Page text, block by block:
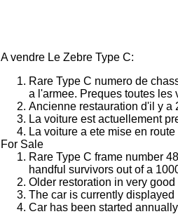
A vendre Le Zebre Type C:
Rare Type C numero de
a l'armee. Preques toutes les
Ancienne restauration d'il y a
La voiture est actuellement
La voiture a ete mise en
For Sale
Rare Type C frame number
handful survivors out of a
Older restoration in very
The car is currently displayed
Car has been started